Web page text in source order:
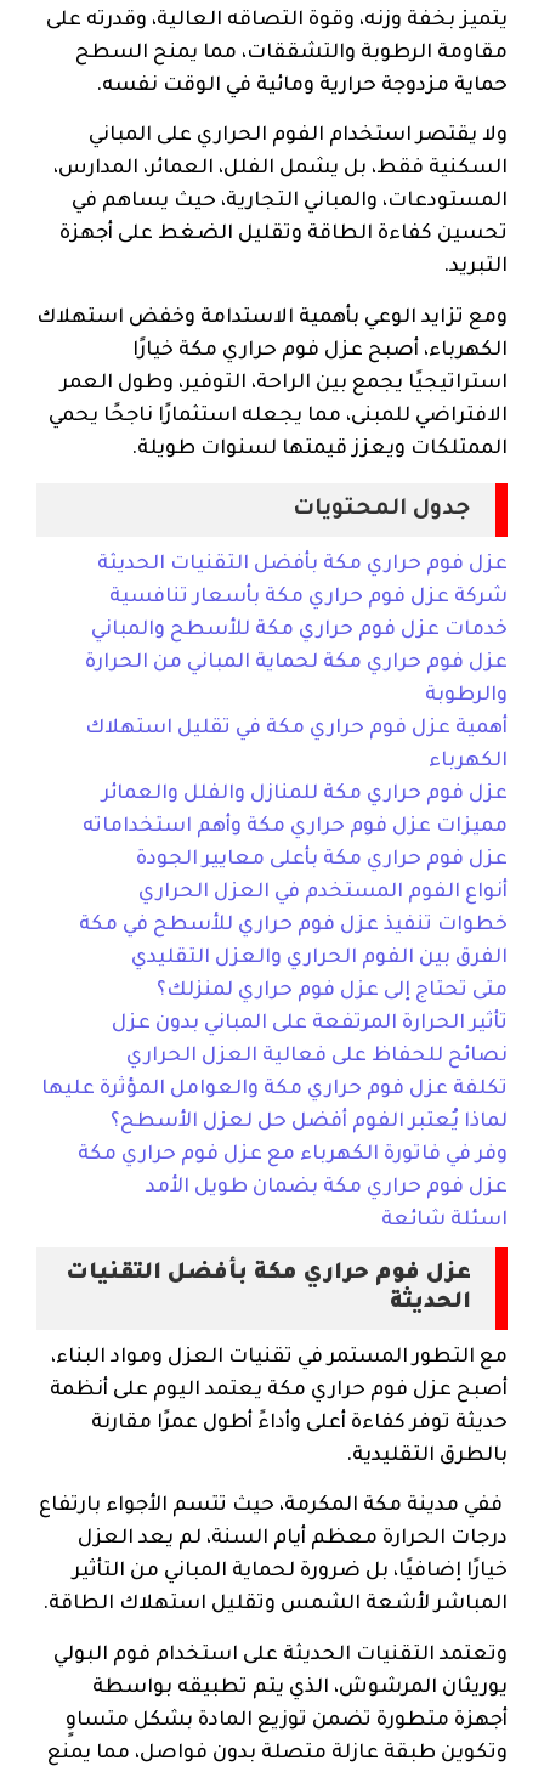
يتميز بخفة وزنه، وقوة التصاقه العالية، وقدرته على
مقاومة الرطوبة والتشققات، مما يمنح السطح
حماية مزدوجة حرارية ومائية في الوقت نفسه.
ولا يقتصر استخدام الفوم الحراري على المباني
السكنية فقط، بل يشمل الفلل، العمائر، المدارس،
المستودعات، والمباني التجارية، حيث يساهم في
تحسين كفاءة الطاقة وتقليل الضغط على أجهزة
التبريد.
ومع تزايد الوعي بأهمية الاستدامة وخفض استهلاك
الكهرباء، أصبح عزل فوم حراري مكة خيارًا
استراتيجيًا يجمع بين الراحة، التوفير، وطول العمر
الافتراضي للمبنى، مما يجعله استثمارًا ناجحًا يحمي
الممتلكات ويعزز قيمتها لسنوات طويلة.
جدول المحتويات
عزل فوم حراري مكة بأفضل التقنيات الحديثة
شركة عزل فوم حراري مكة بأسعار تنافسية
خدمات عزل فوم حراري مكة للأسطح والمباني
عزل فوم حراري مكة لحماية المباني من الحرارة
والرطوبة
أهمية عزل فوم حراري مكة في تقليل استهلاك
الكهرباء
عزل فوم حراري مكة للمنازل والفلل والعمائر
مميزات عزل فوم حراري مكة وأهم استخداماته
عزل فوم حراري مكة بأعلى معايير الجودة
أنواع الفوم المستخدم في العزل الحراري
خطوات تنفيذ عزل فوم حراري للأسطح في مكة
الفرق بين الفوم الحراري والعزل التقليدي
متى تحتاج إلى عزل فوم حراري لمنزلك؟
تأثير الحرارة المرتفعة على المباني بدون عزل
نصائح للحفاظ على فعالية العزل الحراري
تكلفة عزل فوم حراري مكة والعوامل المؤثرة عليها
لماذا يُعتبر الفوم أفضل حل لعزل الأسطح؟
وفر في فاتورة الكهرباء مع عزل فوم حراري مكة
عزل فوم حراري مكة بضمان طويل الأمد
اسئلة شائعة
عزل فوم حراري مكة بأفضل التقنيات
الحديثة
مع التطور المستمر في تقنيات العزل ومواد البناء،
أصبح عزل فوم حراري مكة يعتمد اليوم على أنظمة
حديثة توفر كفاءة أعلى وأداءً أطول عمرًا مقارنة
بالطرق التقليدية.
ففي مدينة مكة المكرمة، حيث تتسم الأجواء بارتفاع
درجات الحرارة معظم أيام السنة، لم يعد العزل
خيارًا إضافيًا، بل ضرورة لحماية المباني من التأثير
المباشر لأشعة الشمس وتقليل استهلاك الطاقة.
وتعتمد التقنيات الحديثة على استخدام فوم البولي
يوريثان المرشوش، الذي يتم تطبيقه بواسطة
أجهزة متطورة تضمن توزيع المادة بشكل متساوٍ
وتكوين طبقة عازلة متصلة بدون فواصل، مما يمنع